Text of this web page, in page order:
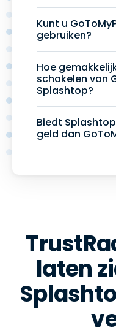
Kunt u
gebruiken?
Hoe
schakelen van
Splashtop?
Biedt
geld dan
laten